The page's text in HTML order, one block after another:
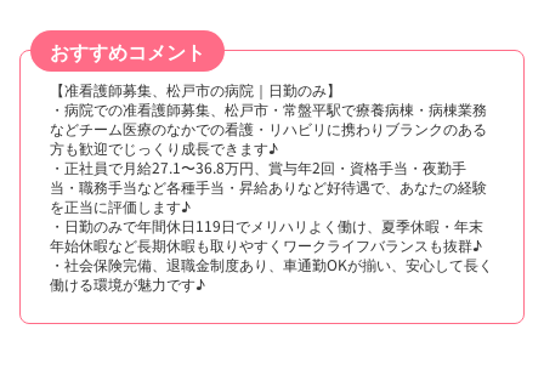
おすすめコメント
【准看護師募集、松戸市の病院｜日勤のみ】
・病院での准看護師募集、松戸市・常盤平駅で療養病棟・病棟業務
などチーム医療のなかでの看護・リハビリに携わりブランクのある
方も歓迎でじっくり成長できます♪
・正社員で月給27.1〜36.8万円、賞与年2回・資格手当・夜勤手
当・職務手当など各種手当・昇給ありなど好待遇で、あなたの経験
を正当に評価します♪
・日勤のみで年間休日119日でメリハリよく働け、夏季休暇・年末
年始休暇など長期休暇も取りやすくワークライフバランスも抜群♪
・社会保険完備、退職金制度あり、車通勤OKが揃い、安心して長く
働ける環境が魅力です♪